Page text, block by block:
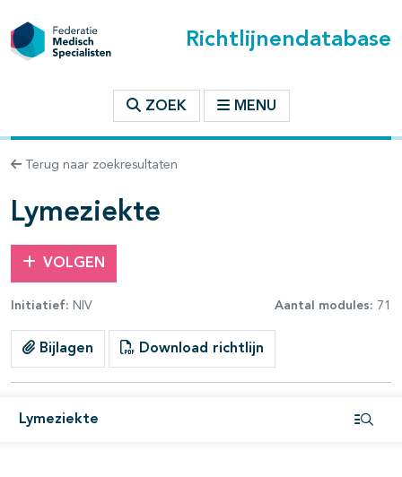
Richtlijnendatabase
ZOEK MENU
Terug naar zoekresultaten
Lymeziekte
VOLGEN
Initiatief: NIV Aantal modules: 71
Bijlagen Download richtlijn
Lymeziekte
binnen deze richtlijn
open- en dichtklappen